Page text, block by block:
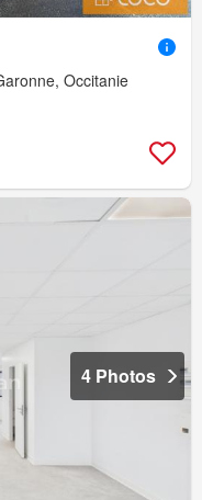
Occitanie
4 Photos